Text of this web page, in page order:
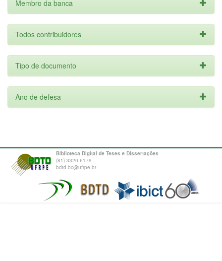
Membro da banca
Todos contribuidores
Tipo de documento
Ano de defesa
Biblioteca Digital de Teses e Dissertações
(81) 3320-6179
bdtd.bc@ufrpe.br